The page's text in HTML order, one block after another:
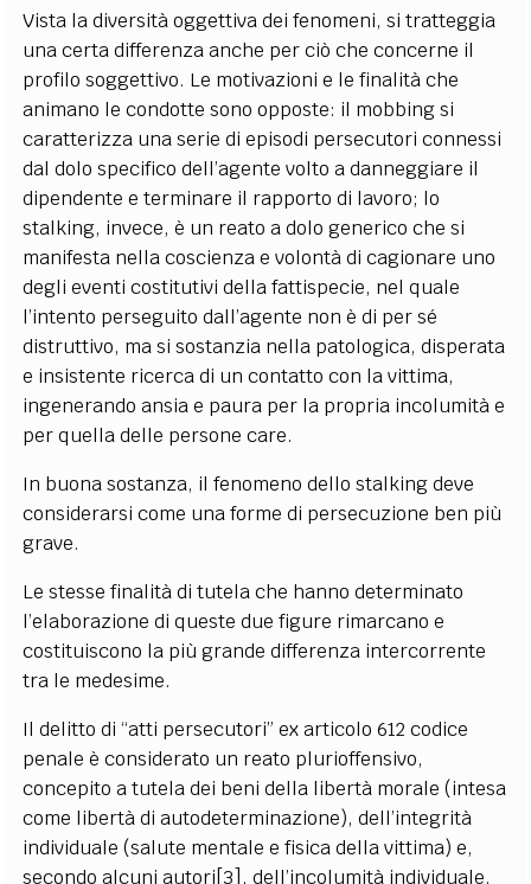
Vista la diversità oggettiva dei fenomeni, si tratteggia
una certa differenza anche per ciò che concerne il
profilo soggettivo. Le motivazioni e le finalità che
animano le condotte sono opposte: il mobbing si
caratterizza una serie di episodi persecutori connessi
dal dolo specifico dell’agente volto a danneggiare il
dipendente e terminare il rapporto di lavoro; lo
stalking, invece, è un reato a dolo generico che si
manifesta nella coscienza e volontà di cagionare uno
degli eventi costitutivi della fattispecie, nel quale
l’intento perseguito dall’agente non è di per sé
distruttivo, ma si sostanzia nella patologica, disperata
e insistente ricerca di un contatto con la vittima,
ingenerando ansia e paura per la propria incolumità e
per quella delle persone care.
In buona sostanza, il fenomeno dello stalking deve
considerarsi come una forme di persecuzione ben più
grave.
Le stesse finalità di tutela che hanno determinato
l’elaborazione di queste due figure rimarcano e
costituiscono la più grande differenza intercorrente
tra le medesime.
Il delitto di “atti persecutori” ex articolo 612 codice
penale è considerato un reato plurioffensivo,
concepito a tutela dei beni della libertà morale (intesa
come libertà di autodeterminazione), dell’integrità
individuale (salute mentale e fisica della vittima) e,
secondo alcuni autori[3] , dell’incolumità individuale.